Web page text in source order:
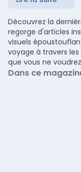
Découvrez la
regorge d'articles
visuels
voyage à travers
que vous ne
Dans ce